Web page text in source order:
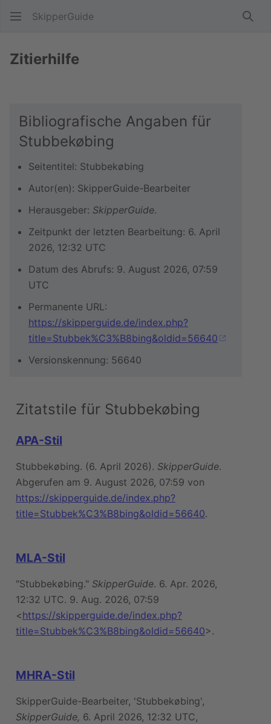
SkipperGuide
Zitierhilfe
Bibliografische Angaben für
Stubbekøbing
Seitentitel: Stubbekøbing
Autor(en): SkipperGuide-Bearbeiter
Herausgeber: SkipperGuide.
Zeitpunkt der letzten Bearbeitung: 6. April
2026, 12:32 UTC
Datum des Abrufs: 9. August 2026, 07:59
UTC
Permanente URL:
https://skipperguide.de/index.php?
title=Stubbek%C3%B8bing&oldid=56640
Versionskennung: 56640
Zitatstile für Stubbekøbing
APA-Stil
Stubbekøbing. (6. April 2026). SkipperGuide.
Abgerufen am 9. August 2026, 07:59 von
https://skipperguide.de/index.php?
title=Stubbek%C3%B8bing&oldid=56640.
MLA-Stil
"Stubbekøbing." SkipperGuide. 6. Apr. 2026,
12:32 UTC. 9. Aug. 2026, 07:59
<https://skipperguide.de/index.php?
title=Stubbek%C3%B8bing&oldid=56640>.
MHRA-Stil
SkipperGuide-Bearbeiter, 'Stubbekøbing',
SkipperGuide, 6. April 2026, 12:32 UTC,